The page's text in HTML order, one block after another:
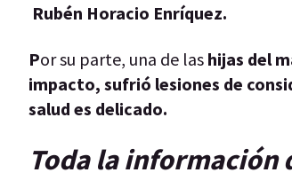
Rubén Horacio Enríquez.
Por su parte, una de las hijas del
impacto, sufrió lesiones de
salud es delicado.
Toda la información